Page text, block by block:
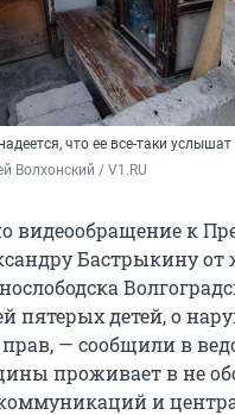
что ее все-таки услышат
Волхонский / V1.RU
видеообращение к
Бастрыкину
пятерых детей, о
— сообщили в
проживает в не
и